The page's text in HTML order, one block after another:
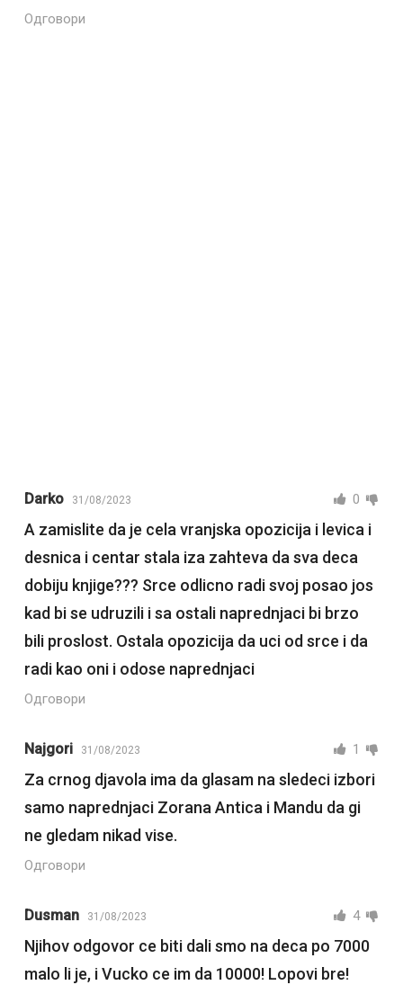
Одговори
Darko 31/08/2023 0
A zamislite da je cela vranjska opozicija i levica i
desnica i centar stala iza zahteva da sva deca
dobiju knjige??? Srce odlicno radi svoj posao jos
kad bi se udruzili i sa ostali naprednjaci bi brzo
bili proslost. Ostala opozicija da uci od srce i da
radi kao oni i odose naprednjaci
Одговори
Najgori 31/08/2023 1
Za crnog djavola ima da glasam na sledeci izbori
samo naprednjaci Zorana Antica i Mandu da gi
ne gledam nikad vise.
Одговори
Dusman 31/08/2023 4
Njihov odgovor ce biti dali smo na deca po 7000
malo li je, i Vucko ce im da 10000! Lopovi bre!